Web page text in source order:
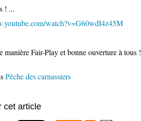
! ...
watch?v=G60wdI4z45M
manière Fair-Play et bonne ouverture à tous !
Pêche des carnassiers
cet article